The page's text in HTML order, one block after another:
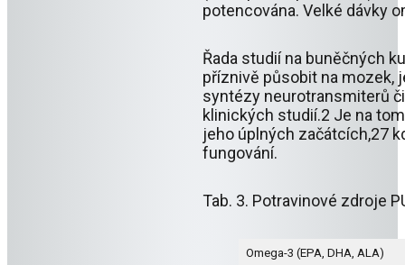
potencována. Velké dávky
Řada studií na buněčných
příznivě působit na mozek,
syntézy neurotransmiterů
klinických studií.2 Je na
jeho úplných začátcích,27
fungování.
Tab. 3. Potravinové zdroje
Omega-3 (EPA, DHA, ALA)